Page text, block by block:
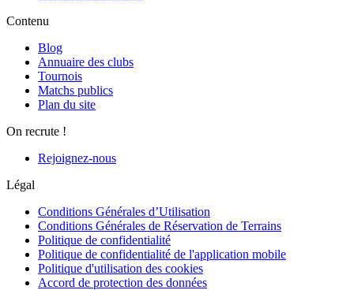
Contenu
Blog
Annuaire des clubs
Tournois
Matchs publics
Plan du site
On recrute !
Rejoignez-nous
Légal
Conditions Générales d’Utilisation
Conditions Générales de Réservation de Terrains
Politique de confidentialité
Politique de confidentialité de l'application mobile
Politique d'utilisation des cookies
Accord de protection des données